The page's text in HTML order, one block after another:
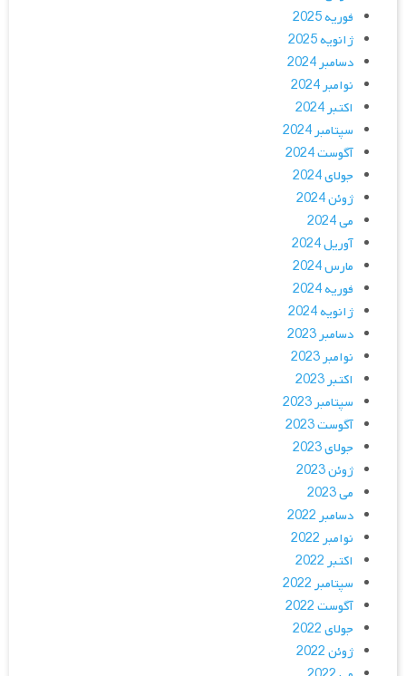
فوریه 2025
ژانویه 2025
دسامبر 2024
نوامبر 2024
اکتبر 2024
سپتامبر 2024
آگوست 2024
جولای 2024
ژوئن 2024
می 2024
آوریل 2024
مارس 2024
فوریه 2024
ژانویه 2024
دسامبر 2023
نوامبر 2023
اکتبر 2023
سپتامبر 2023
آگوست 2023
جولای 2023
ژوئن 2023
می 2023
دسامبر 2022
نوامبر 2022
اکتبر 2022
سپتامبر 2022
آگوست 2022
جولای 2022
ژوئن 2022